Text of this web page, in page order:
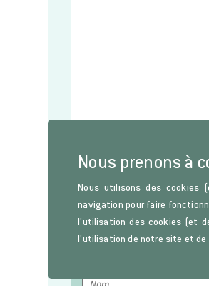
Lettre
Nous prenons à
Nous utilisons des cookies
navigation pour faire
l’utilisation des cookies (et
l’utilisation de notre site et de